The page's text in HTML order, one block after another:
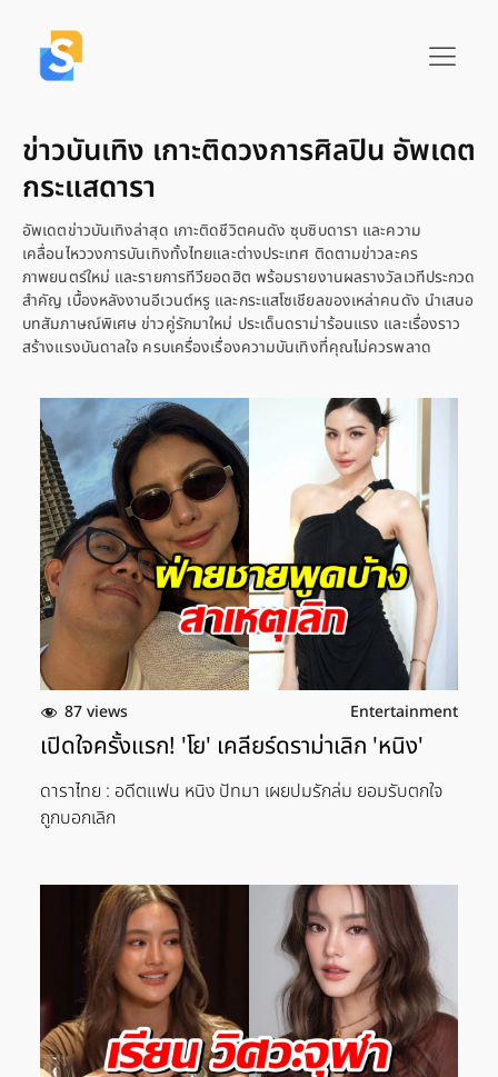
ข่าวบันเทิง เกาะติดวงการศิลปิน อัพเดต
กระแสดารา
อัพเดตข่าวบันเทิงล่าสุด เกาะติดชีวิตคนดัง ซุบซิบดารา และความ
เคลื่อนไหววงการบันเทิงทั้งไทยและต่างประเทศ ติดตามข่าวละคร
ภาพยนตร์ใหม่ และรายการทีวียอดฮิต พร้อมรายงานผลรางวัลเวทีประกวด
สำคัญ เบื้องหลังงานอีเวนต์หรู และกระแสโซเชียลของเหล่าคนดัง นำเสนอ
บทสัมภาษณ์พิเศษ ข่าวคู่รักมาใหม่ ประเด็นดราม่าร้อนแรง และเรื่องราว
สร้างแรงบันดาลใจ ครบเครื่องเรื่องความบันเทิงที่คุณไม่ควรพลาด
87 views Entertainment
เปิดใจครั้งแรก! 'โย' เคลียร์ดราม่าเลิก 'หนิง'
ดาราไทย : อดีตแฟน หนิง ปัทมา เผยปมรักล่ม ยอมรับตกใจ
ถูกบอกเลิก